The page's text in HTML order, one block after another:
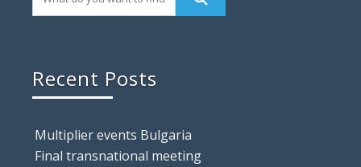
Recent Posts
Multiplier events Bulgaria
Final transnational meeting